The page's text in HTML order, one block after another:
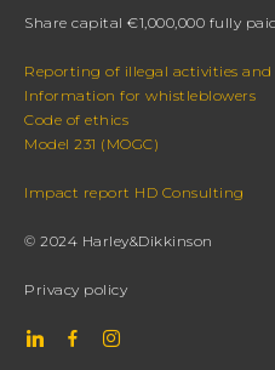
Share capital €1,000,000 fully
Reporting of illegal activities
Information for whistleblowers
Code of ethics
Model 231 (MOGC)
Impact report HD Consulting
© 2024 Harley&Dikkinson
Privacy policy